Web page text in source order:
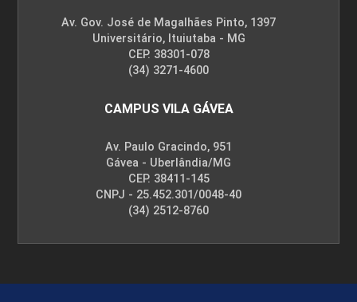
Av. Gov. José de Magalhães Pinto, 1397
Universitário, Ituiutaba - MG
CEP. 38301-078
(34) 3271-4600
CAMPUS VILA GÁVEA
Av. Paulo Gracindo, 951
Gávea - Uberlândia/MG
CEP. 38411-145
CNPJ - 25.452.301/0048-40
(34) 2512-8760